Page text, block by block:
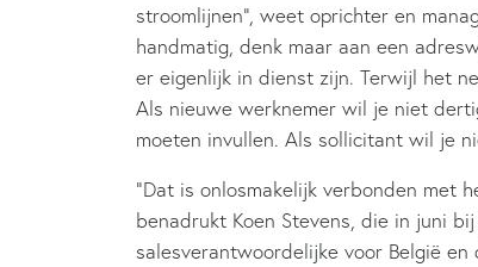
stroomlijnen”, weet oprichter en
handmatig, denk maar aan een
er eigenlijk in dienst zijn. Terwijl het
Als nieuwe werknemer wil je niet
moeten invullen. Als sollicitant wil je
“Dat is onlosmakelijk verbonden met
benadrukt Koen Stevens, die in juni
salesverantwoordelijke voor België en